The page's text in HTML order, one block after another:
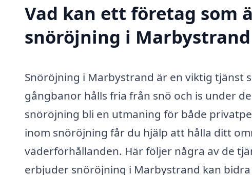
Vad kan ett företag som
snöröjning i
Snöröjning i Marbystrand är en viktig tjänst
gångbanor hålls fria från snö och is under
snöröjning bli en utmaning för både
inom snöröjning får du hjälp att hålla ditt
väderförhållanden. Här följer några av de
erbjuder snöröjning i Marbystrand kan bidra